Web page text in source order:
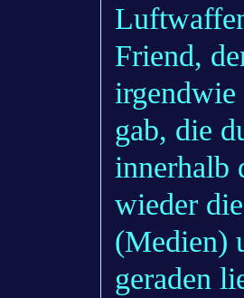
Friend,
irgendwie
gab, die
innerhalb
wieder
(Medien)
geraden